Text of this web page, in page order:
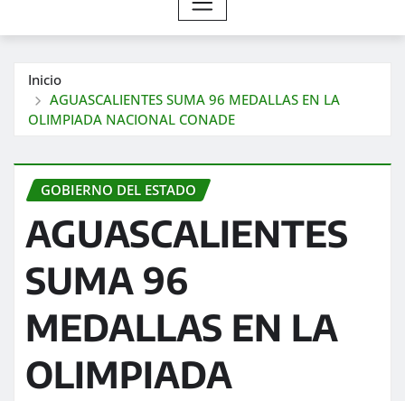
Inicio
AGUASCALIENTES SUMA 96 MEDALLAS EN LA
OLIMPIADA NACIONAL CONADE
GOBIERNO DEL ESTADO
AGUASCALIENTES
SUMA 96
MEDALLAS EN LA
OLIMPIADA